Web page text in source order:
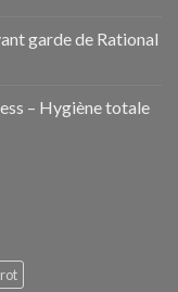
garde de Rational
– Hygiène totale